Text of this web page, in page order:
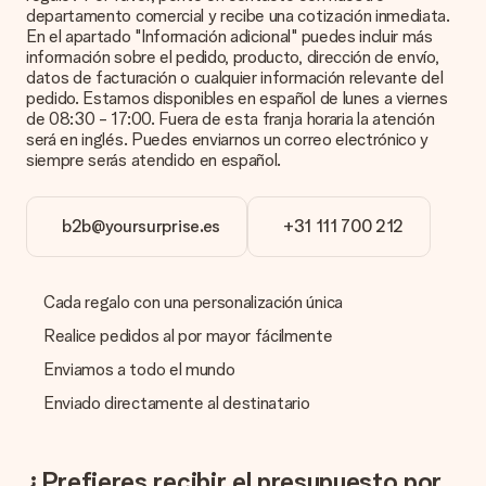
un mensaje personal en esta tarjeta para que el destinatario
sepa exactamente a quién agradecer por esta hermosa
sorpresa.
¿Está envuelto mi regalo?
Actualmente, no tenemos (aún) un servicio de envoltura de
regalos para envolver tu presente. Los regalos se envían en
una caja decorada con motivos de fiesta. Así, tu obsequio
está listo para ser entregado o enviarse directamente al
Tiempo de entrega, opciones de entrega y
¿Puedo elegir una fecha de entrega?
Elegir la fecha exacta de entrega no es posible. Una vez
personalizado y completado tu pedido, recibirás una
confirmación con las fechas estimadas de entrega. Una vez
transportes la encargada de entregar el regalo.
obsequio?
departamento comercial y recibe una cotización inmediata.
En el apartado "Información adicional" puedes incluir más
información sobre el pedido, producto, dirección de envío,
datos de facturación o cualquier información relevante del
pedido. Estamos disponibles en español de lunes a viernes
de 08:30 - 17:00. Fuera de esta franja horaria la atención
será en inglés. Puedes enviarnos un correo electrónico y
siempre serás atendido en español.
b2b@yoursurprise.es +31 111 700 212
Cada regalo con una personalización única
Realice pedidos al por mayor fácilmente
Enviamos a todo el mundo
Enviado directamente al destinatario